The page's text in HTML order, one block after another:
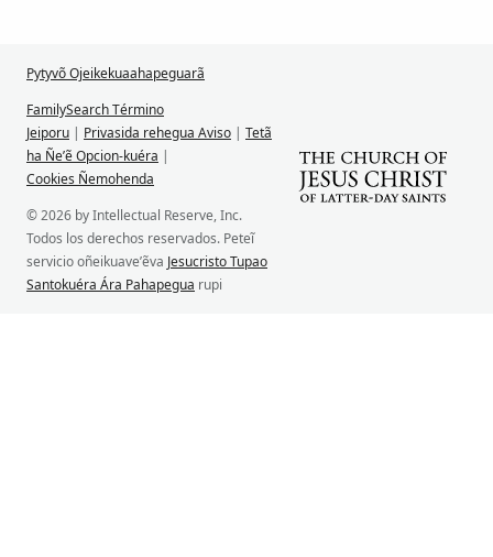
Pytyvõ Ojeikekuaahapeguarã
FamilySearch Término
Jeiporu | Privasida rehegua Aviso | Tetã
ha Ñe’ẽ Opcion-kuéra |
Cookies Ñemohenda
© 2026 by Intellectual Reserve, Inc.
Todos los derechos reservados. Peteĩ
servicio oñeikuave’ẽva Jesucristo Tupao
Santokuéra Ára Pahapegua rupi